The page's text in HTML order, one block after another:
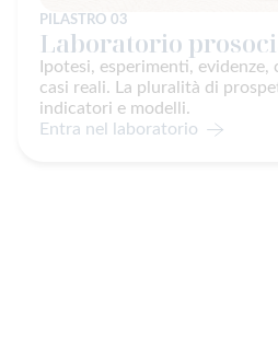
PILASTRO 03
Laboratorio
Ipotesi, esperimenti,
casi reali. La pluralità di
indicatori e modelli.
Entra nel laboratorio